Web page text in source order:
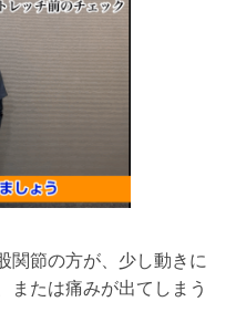
関節の方が、少し動きに
または痛みが出てしまう